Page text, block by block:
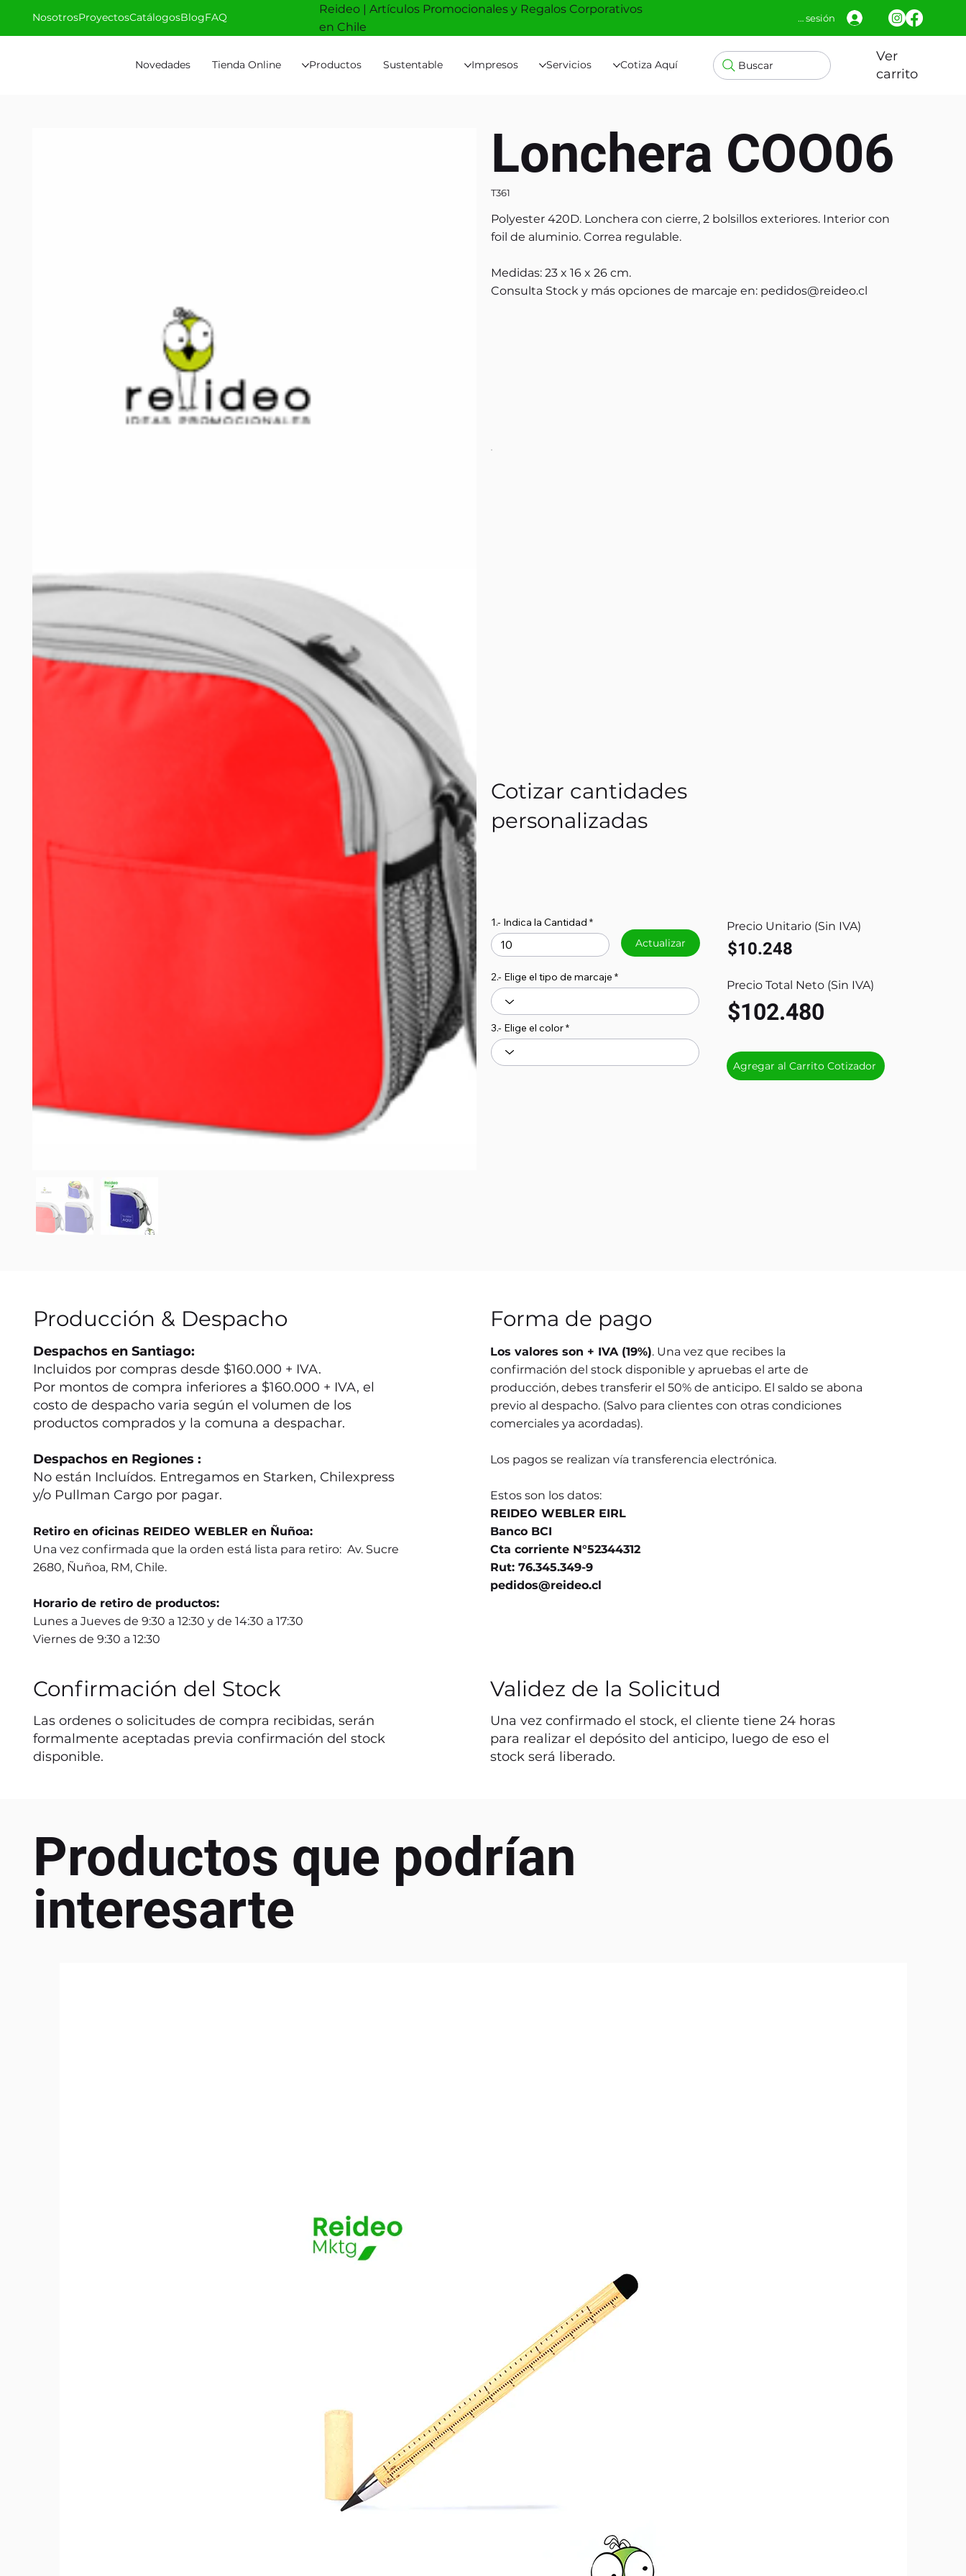
Novedades Tienda Online Productos Sustentable Impresos Servicios Cotiza Aquí Buscar
Ver
carrito
NosotrosProyectosCatálogosBlogFAQ
Reideo | Artículos Promocionales y Regalos Corporativos
en Chile
Iniciar sesión
Lonchera COO06
T361
Polyester 420D. Lonchera con cierre, 2 bolsillos exteriores. Interior con
foil de aluminio. Correa regulable.
Medidas: 23 x 16 x 26 cm.
Consulta Stock y más opciones de marcaje en: pedidos@reideo.cl
Cotizar cantidades
personalizadas
1.- Indica la Cantidad
Actualizar
2.- Elige el tipo de marcaje
3.- Elige el color
Precio Unitario (Sin IVA)
$10.248
Precio Total Neto (Sin IVA)
$102.480
Agregar al Carrito Cotizador
Producción & Despacho
Despachos en Santiago:
Incluidos por compras desde $160.000 + IVA.
Por montos de compra inferiores a $160.000 + IVA, el
costo de despacho varia según el volumen de los
productos comprados y la comuna a despachar.
Despachos en Regiones :
No están Incluídos. Entregamos en Starken, Chilexpress
y/o Pullman Cargo por pagar.
Retiro en oficinas REIDEO WEBLER en Ñuñoa:
Una vez confirmada que la orden está lista para retiro: Av. Sucre
2680, Ñuñoa, RM, Chile.
Horario de retiro de productos:
Lunes a Jueves de 9:30 a 12:30 y de 14:30 a 17:30
Viernes de 9:30 a 12:30
Forma de pago
Los valores son + IVA (19%). Una vez que recibes la
confirmación del stock disponible y apruebas el arte de
producción, debes transferir el 50% de anticipo. El saldo se abona
previo al despacho. (Salvo para clientes con otras condiciones
comerciales ya acordadas).
Los pagos se realizan vía transferencia electrónica.
Estos son los datos:
REIDEO WEBLER EIRL
Banco BCI
Cta corriente N°52344312
Rut: 76.345.349-9
pedidos@reideo.cl
Confirmación del Stock
Las ordenes o solicitudes de compra recibidas, serán
formalmente aceptadas previa confirmación del stock
disponible.
Validez de la Solicitud
Una vez confirmado el stock, el cliente tiene 24 horas
para realizar el depósito del anticipo, luego de eso el
stock será liberado.
Productos que podrían
interesarte